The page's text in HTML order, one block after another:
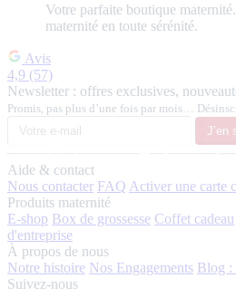
Votre parfaite boutique maternité.
maternité en toute sérénité.
Avis
4,9 (57)
Newsletter : offres exclusives,
Promis, pas plus d’une fois par mois…
J’en
Aide & contact
Nous contacter FAQ Activer une carte
Produits maternité
E-shop Box de grossesse Coffet cadeau
d'entreprise
À propos de nous
Notre histoire Nos Engagements Blog :
Suivez-nous